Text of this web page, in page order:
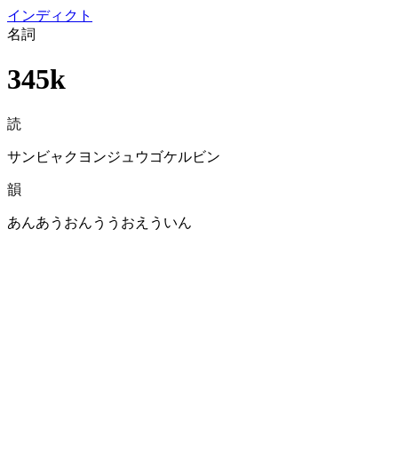
インディクト
名詞
345k
読
サンビャクヨンジュウゴケルビン
韻
あんあうおんううおえういん